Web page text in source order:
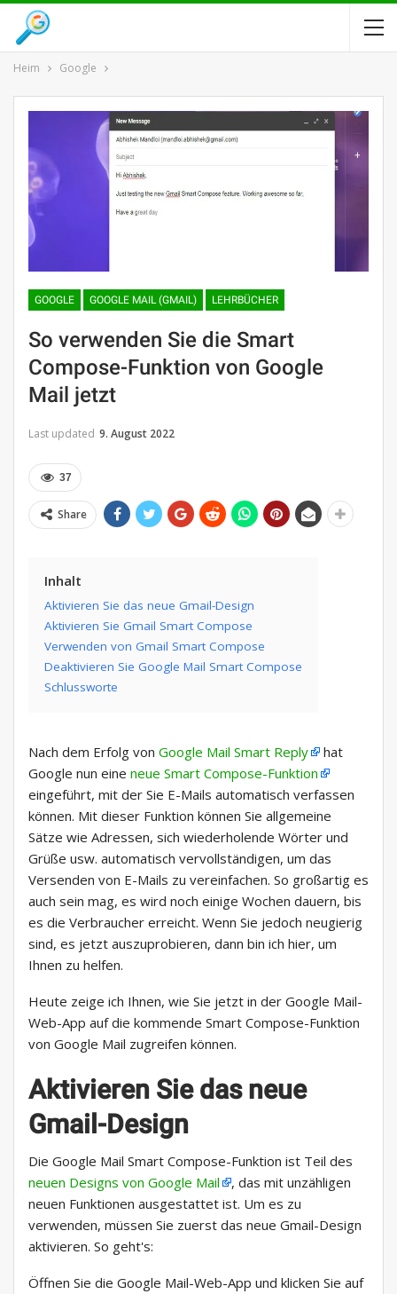
Heim Google
GOOGLE GOOGLE MAIL (GMAIL) LEHRBÜCHER
So verwenden Sie die Smart
Compose-Funktion von Google
Mail jetzt
Last updated 9. August 2022
37
Share
Inhalt
Aktivieren Sie das neue Gmail-Design
Aktivieren Sie Gmail Smart Compose
Verwenden von Gmail Smart Compose
Deaktivieren Sie Google Mail Smart Compose
Schlussworte
Nach dem Erfolg von Google Mail Smart Reply
hat
Google nun eine neue Smart Compose-Funktion
eingeführt, mit der Sie E-Mails automatisch verfassen
können. Mit dieser Funktion können Sie allgemeine
Sätze wie Adressen, sich wiederholende Wörter und
Grüße usw. automatisch vervollständigen, um das
Versenden von E-Mails zu vereinfachen. So großartig es
auch sein mag, es wird noch einige Wochen dauern, bis
es die Verbraucher erreicht. Wenn Sie jedoch neugierig
sind, es jetzt auszuprobieren, dann bin ich hier, um
Ihnen zu helfen.
Heute zeige ich Ihnen, wie Sie jetzt in der Google Mail-
Web-App auf die kommende Smart Compose-Funktion
von Google Mail zugreifen können.
Aktivieren Sie das neue
Gmail-Design
Die Google Mail Smart Compose-Funktion ist Teil des
neuen Designs von Google Mail
, das mit unzähligen
neuen Funktionen ausgestattet ist. Um es zu
verwenden, müssen Sie zuerst das neue Gmail-Design
aktivieren. So geht's:
Öffnen Sie die Google Mail-Web-App und klicken Sie auf